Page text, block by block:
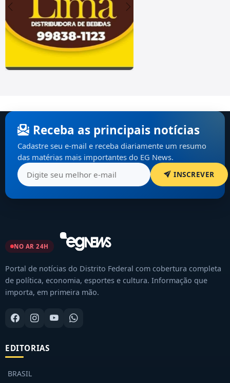
Receba as principais notícias
Cadastre seu e-mail e receba diariamente um resumo
das matérias mais importantes do EG News.
INSCREVER
NO AR 24H
Portal de notícias do Distrito Federal com cobertura completa
de política, economia, esportes e cultura. Informação que
importa, em primeira mão.
EDITORIAS
BRASIL